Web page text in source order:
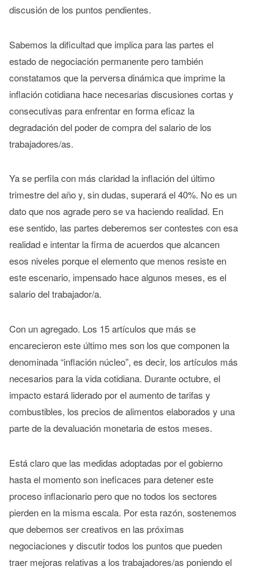
discusión de los puntos pendientes.
Sabemos la dificultad que implica para las partes el
estado de negociación permanente pero también
constatamos que la perversa dinámica que imprime la
inflación cotidiana hace necesarias discusiones cortas y
consecutivas para enfrentar en forma eficaz la
degradación del poder de compra del salario de los
trabajadores/as.
Ya se perfila con más claridad la inflación del último
trimestre del año y, sin dudas, superará el 40%. No es un
dato que nos agrade pero se va haciendo realidad. En
ese sentido, las partes deberemos ser contestes con esa
realidad e intentar la firma de acuerdos que alcancen
esos niveles porque el elemento que menos resiste en
este escenario, impensado hace algunos meses, es el
salario del trabajador/a.
Con un agregado. Los 15 artículos que más se
encarecieron este último mes son los que componen la
denominada “inflación núcleo”, es decir, los artículos más
necesarios para la vida cotidiana. Durante octubre, el
impacto estará liderado por el aumento de tarifas y
combustibles, los precios de alimentos elaborados y una
parte de la devaluación monetaria de estos meses.
Está claro que las medidas adoptadas por el gobierno
hasta el momento son ineficaces para detener este
proceso inflacionario pero que no todos los sectores
pierden en la misma escala. Por esta razón, sostenemos
que debemos ser creativos en las próximas
negociaciones y discutir todos los puntos que pueden
traer mejoras relativas a los trabajadores/as poniendo el